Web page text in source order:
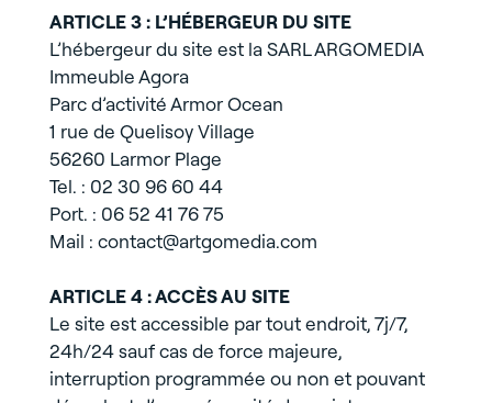
ARTICLE 3 : L’HÉBERGEUR DU SITE
L’hébergeur du site est la SARL ARGOMEDIA
Immeuble Agora
Parc d’activité Armor Ocean
1 rue de Quelisoy Village
56260 Larmor Plage
Tel. : 02 30 96 60 44
Port. : 06 52 41 76 75
Mail : contact@artgomedia.com
ARTICLE 4 : ACCÈS AU SITE
Le site est accessible par tout endroit, 7j/7,
24h/24 sauf cas de force majeure,
interruption programmée ou non et pouvant